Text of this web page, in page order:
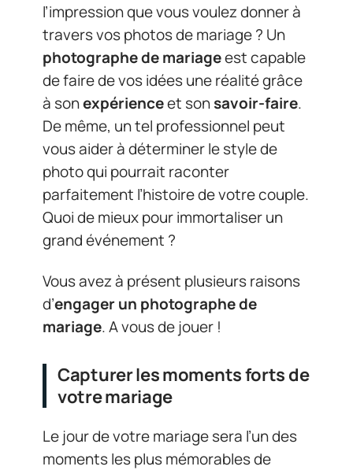
l’impression que vous voulez donner à
travers vos photos de mariage ? Un
photographe de mariageest capable
de faire de vos idées une réalité grâce
à sonexpérienceet sonsavoir-faire.
De même, un tel professionnel peut
vous aider à déterminer le style de
photo qui pourrait raconter
parfaitement l’histoire de votre couple.
Quoi de mieux pour immortaliser un
grand événement ?
Vous avez à présent plusieurs raisons
d’engager un photographe de
mariage. A vous de jouer !
Capturer les moments forts de
votre mariage
Le jour de votre mariage sera l’un des
moments les plus mémorables de